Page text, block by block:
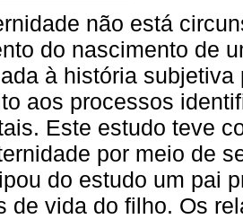
não está
do nascimento de
à história
aos processos
Este estudo teve
por meio de
do estudo um pai
de vida do filho. Os